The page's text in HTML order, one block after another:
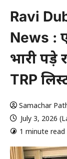
Ravi
News :
भारी पड़े
TRP
Samachar
July 3, 2026
1 minute read